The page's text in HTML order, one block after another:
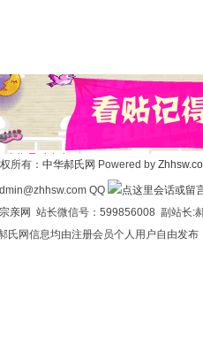
所有： 中华郝氏网 Powered by
QQ
亲网 站长微信号：599856008 副站长:
氏网信息均由注册会员个人用户自由发